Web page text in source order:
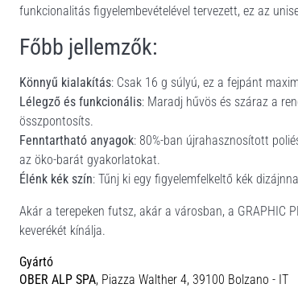
funkcionalitás figyelembevételével tervezett, ez az
Főbb jellemzők:
Könnyű kialakítás: Csak 16 g súlyú, ez a fejpánt
Lélegző és funkcionális: Maradj hűvös és száraz a
összpontosíts.
Fenntartható anyagok: 80%-ban újrahasznosított
az öko-barát gyakorlatokat.
Élénk kék szín: Tűnj ki egy figyelemfelkeltő kék
Akár a terepeken futsz, akár a városban, a GRAPHIC
keverékét kínálja.
Gyártó
OBER ALP SPA, Piazza Walther 4, 39100 Bolzano - IT